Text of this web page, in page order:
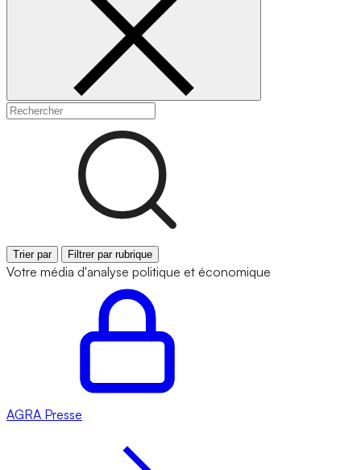
Trier par Filtrer par rubrique
Votre média d'analyse politique et économique
AGRA Presse